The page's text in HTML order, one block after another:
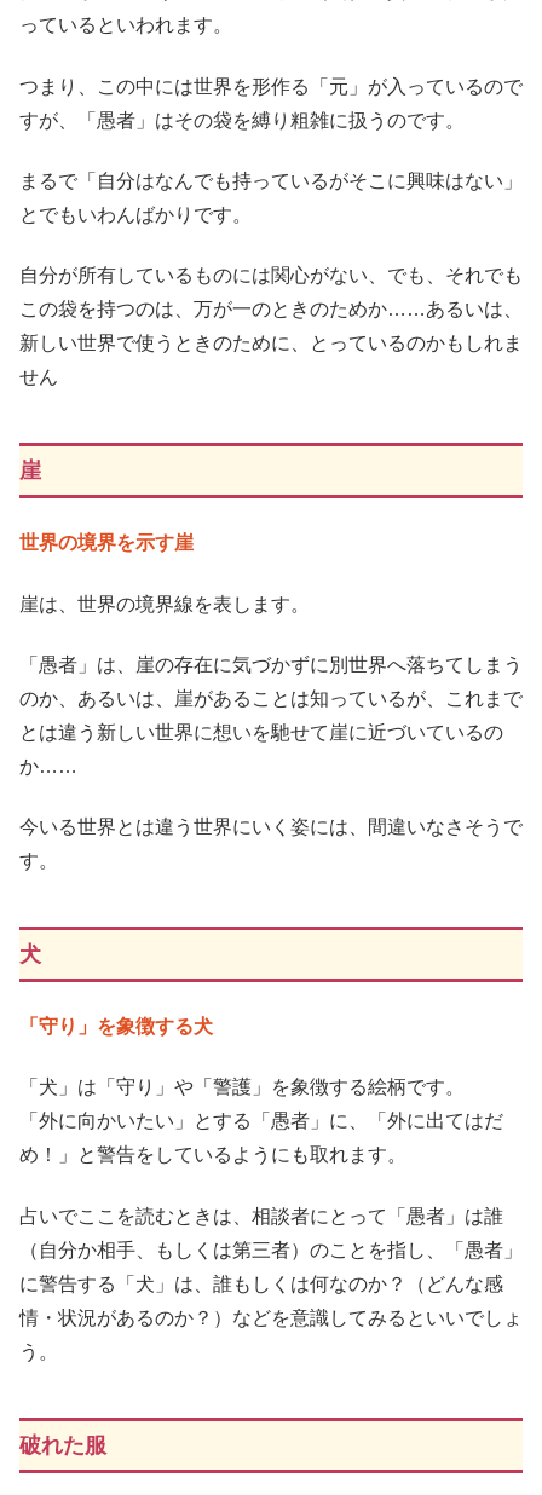
っているといわれます。
つまり、この中には世界を形作る「元」が入っているので
すが、「愚者」はその袋を縛り粗雑に扱うのです。
まるで「自分はなんでも持っているがそこに興味はない」
とでもいわんばかりです。
自分が所有しているものには関心がない、でも、それでも
この袋を持つのは、万が一のときのためか……あるいは、
新しい世界で使うときのために、とっているのかもしれま
せん
崖
世界の境界を示す崖
崖は、世界の境界線を表します。
「愚者」は、崖の存在に気づかずに別世界へ落ちてしまう
のか、あるいは、崖があることは知っているが、これまで
とは違う新しい世界に想いを馳せて崖に近づいているの
か……
今いる世界とは違う世界にいく姿には、間違いなさそうで
す。
犬
「守り」を象徴する犬
「犬」は「守り」や「警護」を象徴する絵柄です。
「外に向かいたい」とする「愚者」に、「外に出てはだ
め！」と警告をしているようにも取れます。
占いでここを読むときは、相談者にとって「愚者」は誰
（自分か相手、もしくは第三者）のことを指し、「愚者」
に警告する「犬」は、誰もしくは何なのか？（どんな感
情・状況があるのか？）などを意識してみるといいでしょ
う。
破れた服